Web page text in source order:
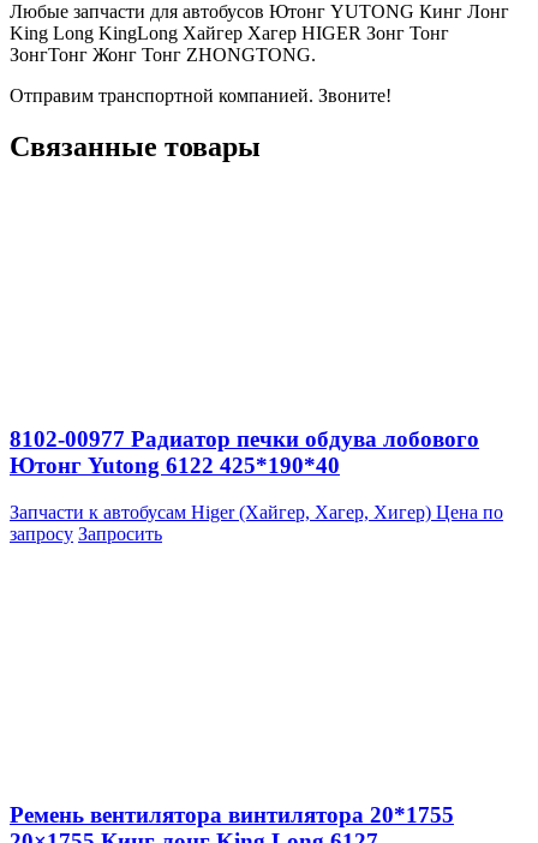
Любые запчасти для автобусов Ютонг YUTONG Кинг Лонг
King Long KingLong Хайгер Хагер HIGER Зонг Тонг
ЗонгТонг Жонг Тонг ZHONGTONG.
Отправим транспортной компанией. Звоните!
Связанные товары
8102-00977 Радиатор печки обдува лобового
Ютонг Yutong 6122 425*190*40
Запчасти к автобусам Higer (Хайгер, Хагер, Хигер) Цена по
запросу Запросить
Ремень вентилятора винтилятора 20*1755